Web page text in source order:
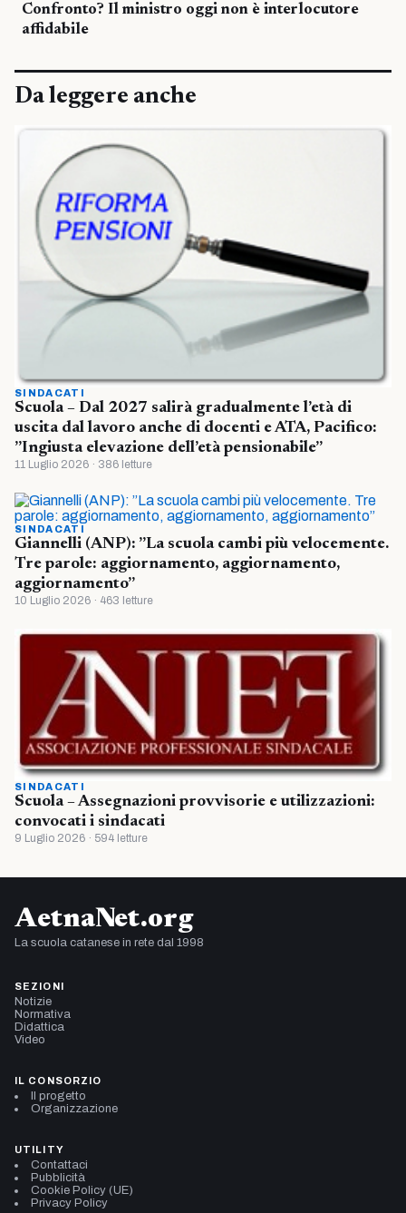
Confronto? Il ministro oggi non è interlocutore
affidabile
Da leggere anche
SINDACATI
Scuola – Dal 2027 salirà gradualmente l’età di
uscita dal lavoro anche di docenti e ATA, Pacifico:
”Ingiusta elevazione dell’età pensionabile”
11 Luglio 2026 · 386 letture
SINDACATI
Giannelli (ANP): ”La scuola cambi più velocemente.
Tre parole: aggiornamento, aggiornamento,
aggiornamento”
10 Luglio 2026 · 463 letture
SINDACATI
Scuola – Assegnazioni provvisorie e utilizzazioni:
convocati i sindacati
9 Luglio 2026 · 594 letture
AetnaNet.org
La scuola catanese in rete dal 1998
SEZIONI
Notizie
Normativa
Didattica
Video
IL CONSORZIO
Il progetto
Organizzazione
UTILITY
Contattaci
Pubblicità
Cookie Policy (UE)
Privacy Policy